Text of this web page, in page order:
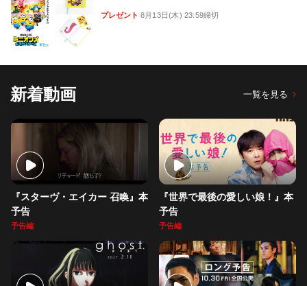
プレゼント 8月13日(木) 23:59締切
新着動画 一覧を見る
『スターヴ・エイカー 召喚』本
予告
予告編
『世界で最後の愛しい娘！』本
予告
予告編